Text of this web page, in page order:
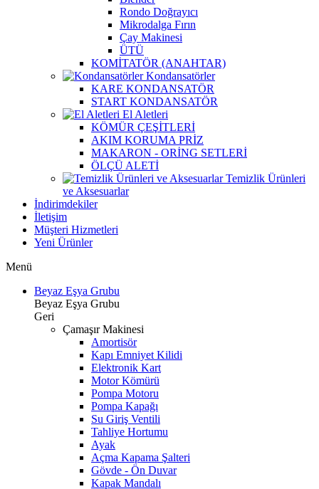
Rondo Doğrayıcı
Mikrodalga Fırın
Çay Makinesi
ÜTÜ
KOMİTATÖR (ANAHTAR)
Kondansatörler
KARE KONDANSATÖR
START KONDANSATÖR
El Aletleri
KÖMÜR ÇEŞİTLERİ
AKIM KORUMA PRİZ
MAKARON - ORİNG SETLERİ
ÖLÇÜ ALETİ
Temizlik Ürünleri
ve Aksesuarlar
İndirimdekiler
İletişim
Müşteri Hizmetleri
Yeni Ürünler
Menü
Beyaz Eşya Grubu
Beyaz Eşya Grubu
Geri
Çamaşır Makinesi
Amortisör
Kapı Emniyet Kilidi
Elektronik Kart
Motor Kömürü
Pompa Motoru
Pompa Kapağı
Su Giriş Ventili
Tahliye Hortumu
Ayak
Açma Kapama Şalteri
Gövde - Ön Duvar
Kapak Mandalı